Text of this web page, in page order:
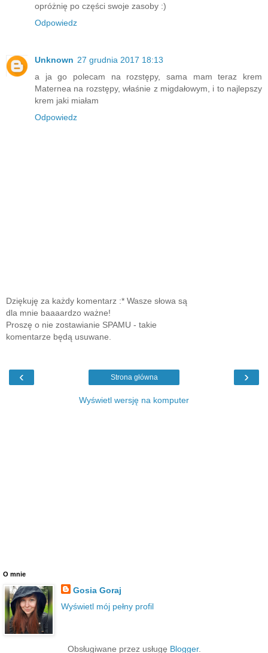
opróżnię po części swoje zasoby :)
Odpowiedz
Unknown 27 grudnia 2017 18:13
a ja go polecam na rozstępy, sama mam teraz krem
Maternea na rozstępy, właśnie z migdałowym, i to najlepszy
krem jaki miałam
Odpowiedz
Dziękuję za każdy komentarz :* Wasze słowa są
dla mnie baaaardzo ważne!
Proszę o nie zostawianie SPAMU - takie
komentarze będą usuwane.
‹ ›
Strona główna
Wyświetl wersję na komputer
O mnie
Gosia Goraj
Wyświetl mój pełny profil
Obsługiwane przez usługę Blogger.